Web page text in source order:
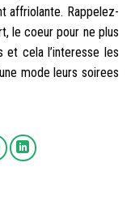
affriolante. Rappelez-
le coeur pour ne plus
cela l’interesse les
mode leurs soirees